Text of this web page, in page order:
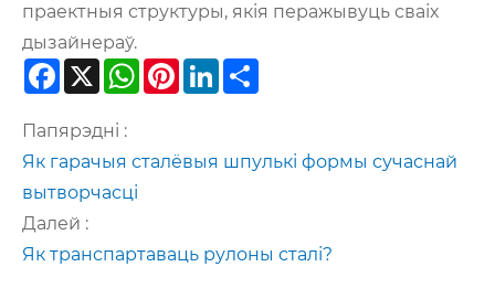
праектныя структуры, якія перажывуць сваіх
дызайнераў.
Facebook
X WhatsApp
PinterestLinkedIn
Папярэдні :
Як гарачыя сталёвыя шпулькі формы сучаснай
вытворчасці
Далей :
Як транспартаваць рулоны сталі?